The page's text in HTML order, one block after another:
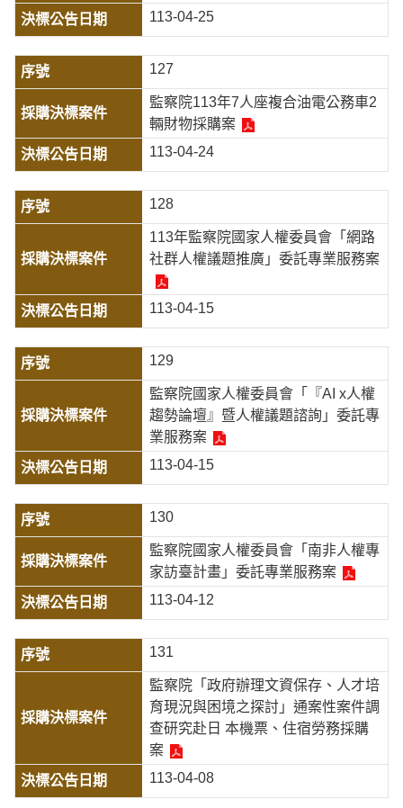
113-04-25
127
監察院113年7人座複合油電公務車2
輛財物採購案
113-04-24
128
113年監察院國家人權委員會「網路
社群人權議題推廣」委託專業服務案
113-04-15
129
監察院國家人權委員會「『AI x人權
趨勢論壇』暨人權議題諮詢」委託專
業服務案
113-04-15
130
監察院國家人權委員會「南非人權專
家訪臺計畫」委託專業服務案
113-04-12
131
監察院「政府辦理文資保存、人才培
育現況與困境之探討」通案性案件調
查研究赴日 本機票、住宿勞務採購
案
113-04-08